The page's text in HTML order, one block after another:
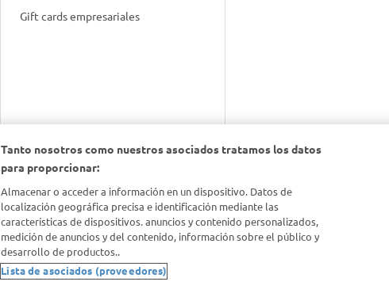
Gift cards empresariales
Tanto nosotros como nuestros asociados tratamos los datos
para proporcionar:
Almacenar o acceder a información en un dispositivo. Datos de
localización geográfica precisa e identificación mediante las
características de dispositivos. anuncios y contenido personalizados,
medición de anuncios y del contenido, información sobre el público y
desarrollo de productos..
Lista de asociados (proveedores)